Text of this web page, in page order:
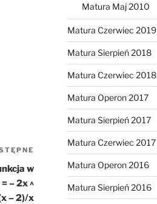
Następny
wpis
w
– 2x ^
– 2)/x
Matura Maj 2010
Matura Czerwiec 2019
Matura Sierpień 2018
Matura Czerwiec 2018
Matura Operon 2017
Matura Sierpień 2017
Matura Czerwiec 2017
Matura Operon 2016
Matura Sierpień 2016